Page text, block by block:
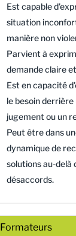
Est capable
situation
manière non
Parvient à
demande claire
Est en capacité
le besoin derrière
jugement ou un
Peut être dans
dynamique de
solutions au-delà
désaccords.
Formateurs